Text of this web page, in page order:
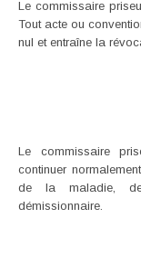
Le commissaire
Tout acte ou
nul et entraîne la
Le commissaire
continuer
de la maladie, de
démissionnaire.